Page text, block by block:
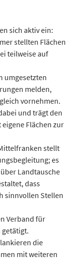
sich aktiv ein:
stellten Flächen
teilweise auf
umgesetzten
melden,
vornehmen.
und trägt den
Flächen zur
stellt
es
Landtausche
dass
sinnvollen Stellen
Verband für
die
mit weiteren